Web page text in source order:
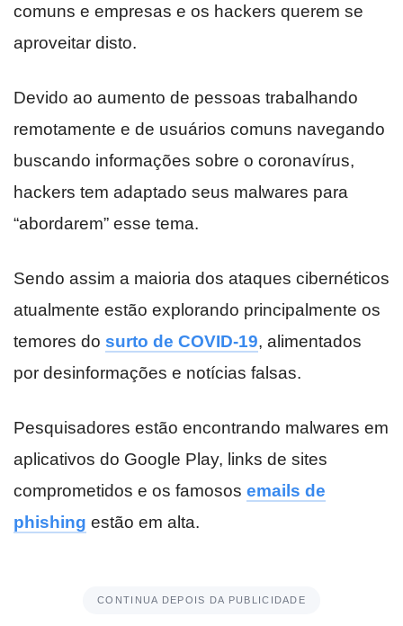
comuns e empresas e os hackers querem se
aproveitar disto.
Devido ao aumento de pessoas trabalhando
remotamente e de usuários comuns navegando
buscando informações sobre o coronavírus,
hackers tem adaptado seus malwares para
“abordarem” esse tema.
Sendo assim a maioria dos ataques cibernéticos
atualmente estão explorando principalmente os
temores do surto de COVID-19, alimentados
por desinformações e notícias falsas.
Pesquisadores estão encontrando malwares em
aplicativos do Google Play, links de sites
comprometidos e os famosos emails de
phishing estão em alta.
CONTINUA DEPOIS DA PUBLICIDADE